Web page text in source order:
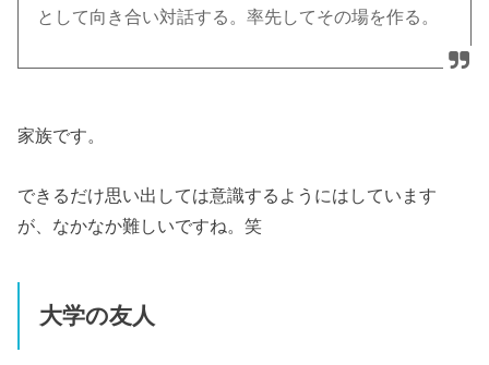
として向き合い対話する。率先してその場を作る。
家族です。
できるだけ思い出しては意識するようにはしています
が、なかなか難しいですね。笑
大学の友人